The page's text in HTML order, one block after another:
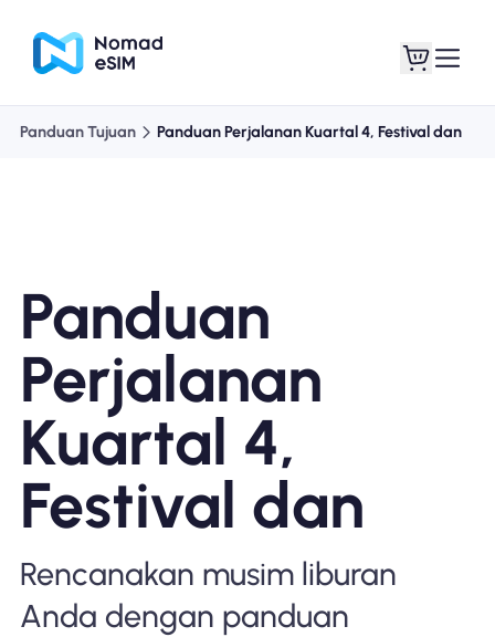
Paket Toko
Tentang eSIM
Mengapa Nomad eSIM
Menggunakan eSIM
Panduan Tujuan Panduan Perjalanan Kuartal 4, Festival dan
Panduan
Perjalanan
Kuartal 4,
Festival dan
Rencanakan musim liburan
Anda dengan panduan